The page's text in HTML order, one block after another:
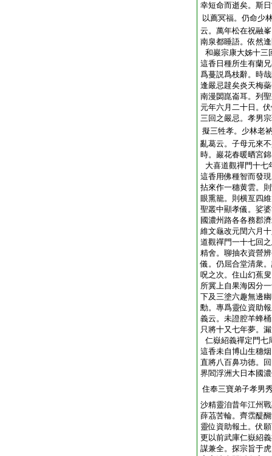
幸短命而逝矣。斯
以薦冥福。仍命少
云。萬年松在祝融
南泉都睡語。依然
和巖宗康大姊十三
這香日種所生有蘭
爲蔓説爲枝辭。時
逢嚴忌韙矣炎天梅
南漫閟崑崙耳。列
元年六月二十日。
三回之嚴忌。孝男
擬三牲孝。少林老
亂葛云。子母元來
時。巖花春暖晒宮
大喜道觀禪門十七
這香用佛種智而發
拈來作一穗黄雲。
眼熏籠。則横亙四
聖叢中顯孝儀。娑
國濃州路各各務郡
維文龜改元閏六月
道觀禪門一十七回
精舍。聊抽衣資營
儀。仍屈合堂清衆
呪之次。住山幻蕉
所冀上自果海因分
下及三塗六趣無邊
勳。專爲靈位資助
義云。未證腔羊蜂
只將十又七年夢。
仁嶽紹義禪定門七
這香未自博山生穗
直將八百鼻功徳。
界閻浮洲大日本國
住奉三寶弟子孝男
沙精靈洎昔年江州
薛茘苦輪。齊霑醍
靈位資助報土。伏
更以前武庫仁嶽紹
謀兼全。探宗旨于